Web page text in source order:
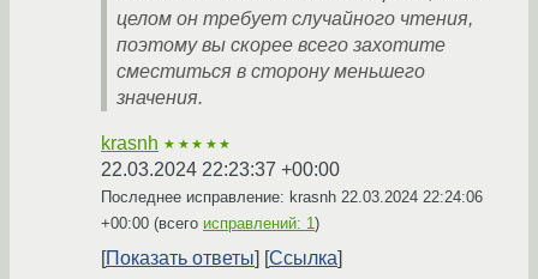
целом он требует случайного чтения,
поэтому вы скорее всего захотите
сместиться в сторону меньшего
значения.
krasnh ★★★★★
22.03.2024 22:23:37 +00:00
Последнее исправление: krasnh 22.03.2024 22:24:06
+00:00 (всего исправлений: 1 )
Показать ответы Ссылка